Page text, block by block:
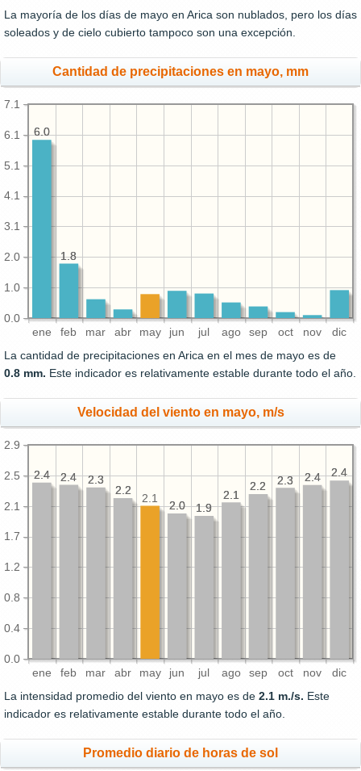
La mayoría de los días de mayo en Arica son nublados, pero los días
soleados y de cielo cubierto tampoco son una excepción.
Cantidad de precipitaciones en mayo, mm
ene feb mar abr may jun jul ago sep oct nov dic
0.0
1.0
2.0
3.1
4.1
5.1
6.1
7.1
1.8
6.0
1.8
6.0
La cantidad de precipitaciones en Arica en el mes de mayo es de
0.8 mm. Este indicador es relativamente estable durante todo el año.
Velocidad del viento en mayo, m/s
ene feb mar abr may jun jul ago sep oct nov dic
0.0
0.4
0.8
1.2
1.7
2.1
2.5
2.9
2.4
2.4
2.3
2.2
2.1
1.9
2.0
2.2
2.3
2.4
2.4 2.4
2.4
2.3
2.2
2.1
1.9
2.0
2.1
2.2
2.3
2.4
2.4
La intensidad promedio del viento en mayo es de 2.1 m./s. Este
indicador es relativamente estable durante todo el año.
Promedio diario de horas de sol